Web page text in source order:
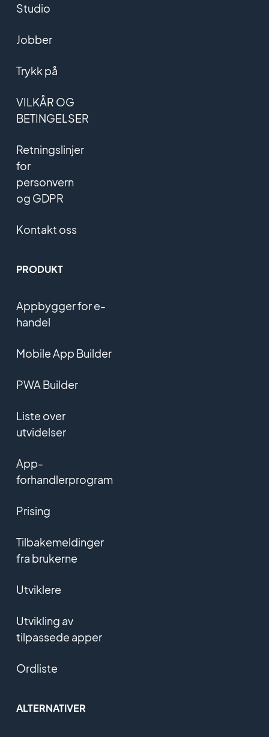
Studio
Jobber
Trykk på
VILKÅR OG
BETINGELSER
Retningslinjer
for
personvern
og GDPR
Kontakt oss
PRODUKT
Appbygger for e-
handel
Mobile App Builder
PWA Builder
Liste over
utvidelser
App-
forhandlerprogram
Prising
Tilbakemeldinger
fra brukerne
Utviklere
Utvikling av
tilpassede apper
Ordliste
ALTERNATIVER